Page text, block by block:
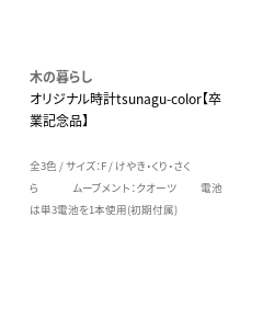
木の暮らし
オリジナル時計tsunagu-color【卒
業記念品】
全3色 / サイズ：F / けやき・くり・さく
ら ムーブメント：クオーツ 電池
は単3電池を1本使用(初期付属)